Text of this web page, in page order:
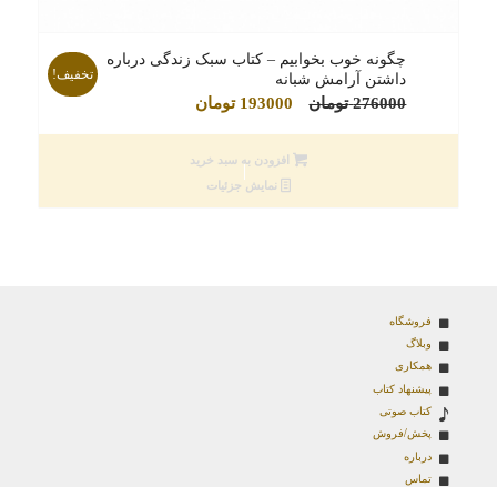
چگونه خوب بخوابیم – کتاب سبک زندگی درباره
داشتن آرامش شبانه
276000 تومان
قیمت
276000 تومان
بود.
193000 تومانقیمت
تخفیف!
افزودن به سبد خرید
نمایش جزئیات
فروشگاه
وبلاگ
همکاری
پیشنهاد کتاب
کتاب صوتی
پخش/فروش
درباره
تماس